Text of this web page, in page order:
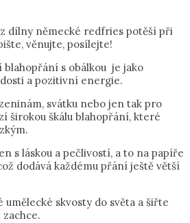
dílny německé redfries potěší při
věnujte, posílejte!
s obálkou je jako
a pozitivní energie.
svátku nebo jen tak pro
širokou škálu blahopřání, které
s láskou a pečlivostí, a to na papíře
dodává každému přání ještě větší
skvosty do světa a šiřte